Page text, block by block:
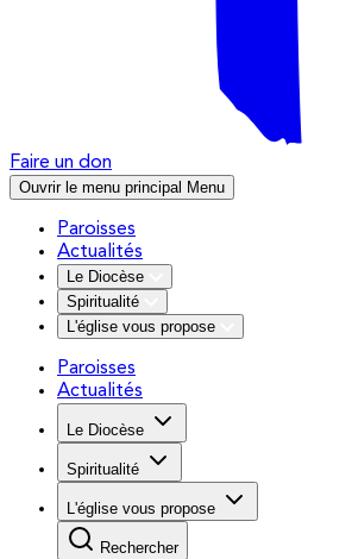
Faire un don
Ouvrir le menu principal Menu
Paroisses
Actualités
Le Diocèse
Spiritualité
L'église vous propose
Paroisses
Actualités
Le Diocèse
Spiritualité
L'église vous propose
Rechercher